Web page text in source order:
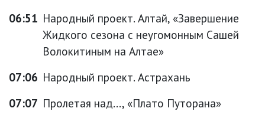
06:51 Народный проект. Алтай, «Завершение
Жидкого сезона с неугомонным Сашей
Волокитиным на Алтае»
07:06 Народный проект. Астрахань
07:07 Пролетая над..., «Плато Путорана»